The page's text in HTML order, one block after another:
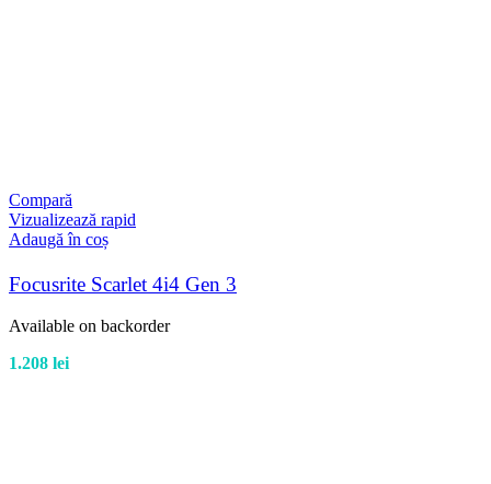
Compară
Vizualizează rapid
Adaugă în coș
Focusrite Scarlet 4i4 Gen 3
Available on backorder
1.208 lei